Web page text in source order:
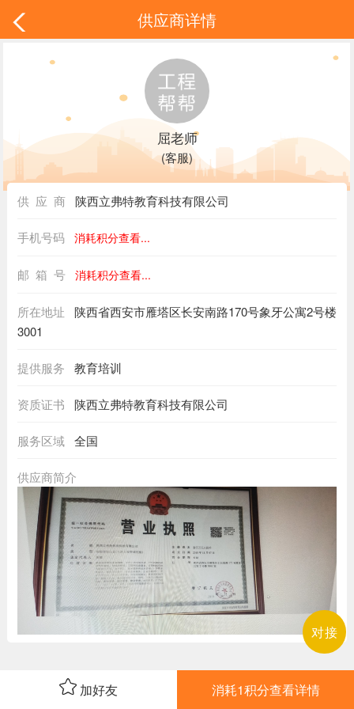
对接
供应商详情
屈老师
(客服)
供 应 商 陕西立弗特教育科技有限公司
手机号码 消耗积分查看...
邮 箱 号 消耗积分查看...
所在地址
陕西省西安市雁塔区长安南路170号象牙公寓2号楼
3001
提供服务 教育培训
资质证书 陕西立弗特教育科技有限公司
服务区域 全国
供应商简介
加好友 消耗1积分查看详情